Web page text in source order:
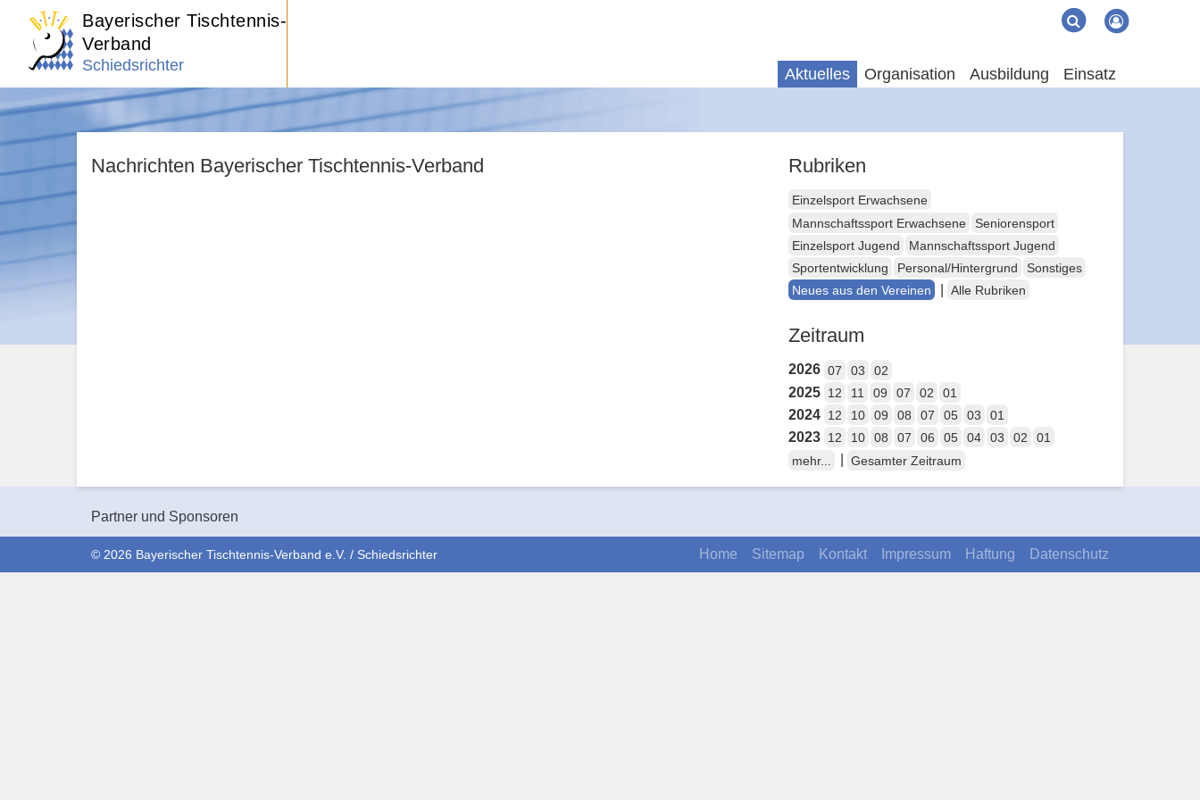
Bayerischer Tischtennis-
Verband
Schiedsrichter
Suche Suchen
Aktuelles Organisation Ausbildung Einsatz
Nachrichten Bayerischer Tischtennis-Verband Rubriken
Einzelsport Erwachsene
Mannschaftssport Erwachsene
Seniorensport
Einzelsport Jugend
Mannschaftssport Jugend
Sportentwicklung
Personal/Hintergrund
Sonstiges
Neues aus den Vereinen
Alle Rubriken
Zeitraum
2026 07 03 02
2025 12 11 09 07 02 01
2024 12 10 09 08 07 05 03 01
2023 12 10 08 07 06 05 04 03 02
01
mehr...
Gesamter Zeitraum
Partner und Sponsoren
Home Sitemap Kontakt Impressum Haftung Datenschutz
© 2026 Bayerischer Tischtennis-Verband e.V. / Schiedsrichter